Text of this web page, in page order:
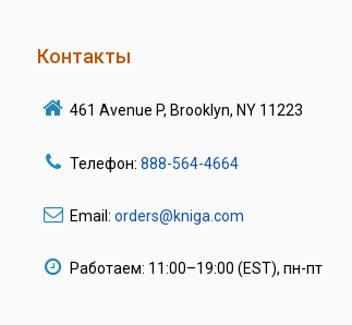
Контакты
461 Avenue P, Brooklyn, NY 11223
Телефон: 888-564-4664
Email: orders@kniga.com
Работаем: 11:00–19:00 (EST), пн-пт